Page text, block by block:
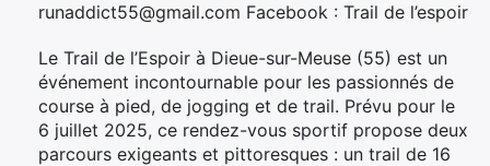
runaddict55@gmail.com Facebook : Trail de l’espoir
Le Trail de l’Espoir à Dieue-sur-Meuse (55) est un
événement incontournable pour les passionnés de
course à pied, de jogging et de trail. Prévu pour le
6 juillet 2025, ce rendez-vous sportif propose deux
parcours exigeants et pittoresques : un trail de 16